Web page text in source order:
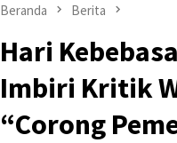
Beranda Berita
Hari
Imbiri Kritik
“Corong